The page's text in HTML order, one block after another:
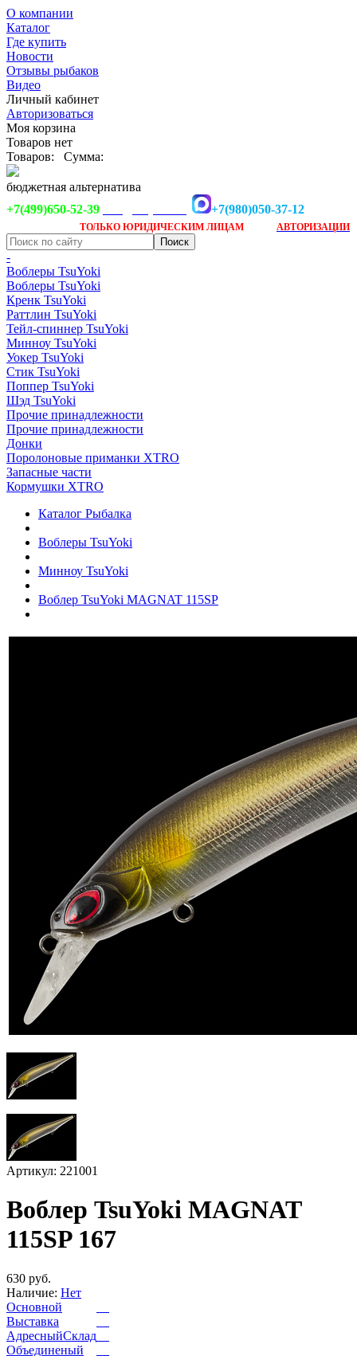
О компании
Каталог
Где купить
Новости
Отзывы рыбаков
Видео
Личный кабинет
Авторизоваться
Моя корзина
Товаров нет
Товаров:
Сумма:
бюджетная альтернатива
+7(499)650-52-39
+7(980)050-37-12
ТОЛЬКО ЮРИДИЧЕСКИМ ЛИЦАМ АВТОРИЗАЦИИ
-
Воблеры TsuYoki
Воблеры TsuYoki
Кренк TsuYoki
Раттлин TsuYoki
Тейл-спиннер TsuYoki
Минноу TsuYoki
Уокер TsuYoki
Стик TsuYoki
Поппер TsuYoki
Шэд TsuYoki
Прочие принадлежности
Прочие принадлежности
Донки
Поролоновые приманки XTRO
Запасные части
Кормушки XTRO
Каталог Рыбалка
Воблеры TsuYoki
Минноу TsuYoki
Воблер TsuYoki MAGNAT 115SP
Артикул: 221001
Воблер TsuYoki MAGNAT
115SP 167
630 руб.
Наличие: Нет
Основной
Выставка
АдресныйСклад
Объединеный